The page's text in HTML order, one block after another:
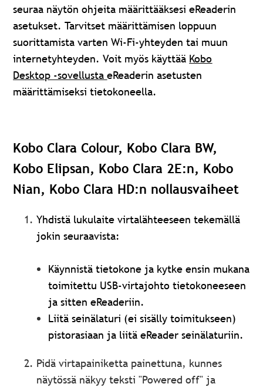
seuraa näytön ohjeita määrittääksesi eReaderin
asetukset. Tarvitset määrittämisen loppuun
suorittamista varten Wi-Fi-yhteyden tai muun
internetyhteyden. Voit myös käyttää Kobo
Desktop -sovellusta eReaderin asetusten
määrittämiseksi tietokoneella.
Kobo Clara Colour, Kobo Clara BW,
Kobo Elipsan, Kobo Clara 2E:n, Kobo
Nian, Kobo Clara HD:n nollausvaiheet
Yhdistä lukulaite virtalähteeseen tekemällä
jokin seuraavista:
Käynnistä tietokone ja kytke ensin mukana
toimitettu USB-virtajohto tietokoneeseen
ja sitten eReaderiin.
Liitä seinälaturi (ei sisälly toimitukseen)
pistorasiaan ja liitä eReader seinälaturiin.
Pidä virtapainiketta painettuna, kunnes
näytössä näkyy teksti "Powered off" ja